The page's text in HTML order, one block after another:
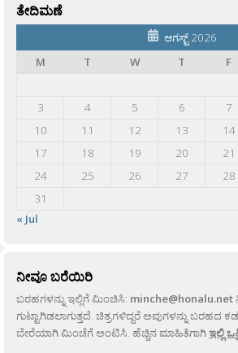
ತೇದಿಮಣೆ
ಆಗಸ್ಟ್ 2026
M
T W T F
3
4 5 6 7
10
11 12 13 14
17
18 19 20 21
24
25 26 27 28
31
« Jul
ನೀವೂ ಬರೆಯಿರಿ
ಬರಹಗಳನ್ನು ಇಲ್ಲಿಗೆ ಮಿಂಚಿಸಿ: minche@honalu.net
ಗುಟ್ಟಾಗಿಡಲಾಗುತ್ತದೆ. ಚಿತ್ರಗಳಿದ್ದರೆ ಅವುಗಳನ್ನು ಬರಹದ
ಬೇರೆಯಾಗಿ ಮಿಂಚೆಗೆ ಅಂಟಿಸಿ. ಹೆಚ್ಚಿನ ಮಾಹಿತಿಗಾಗಿಇಲ್ಲಿ